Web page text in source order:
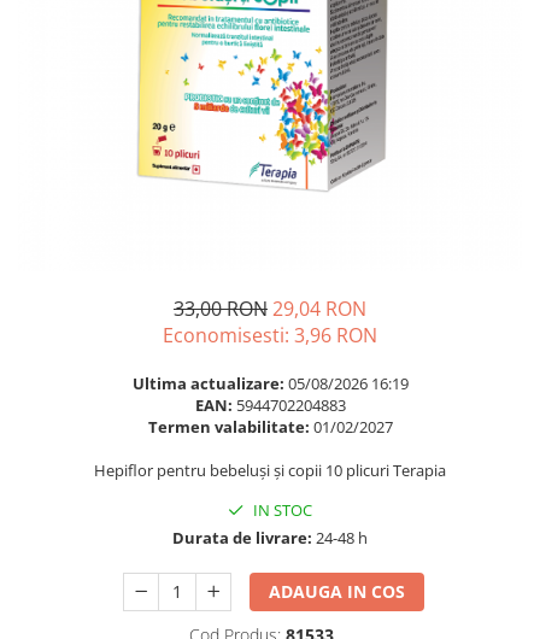
Probiotice si prebiotice
Somn stres si anxietate
Supliment Complexe
Supliment Vitamina B
Supliment Vitamina E
Balsam masca si tratament
Produse cu SPF Pentru Fata
Repelenti insecte
33,00 RON29,04 RON
Economisesti: 3,96 RON
Ultima actualizare: 05/08/2026 16:19
EAN: 5944702204883
Termen valabilitate: 01/02/2027
Hepiflor pentru bebeluși și copii 10 plicuri Terapia
IN STOC
Durata de livrare: 24-48 h
ADAUGA IN COS
Cod Produs: 81533